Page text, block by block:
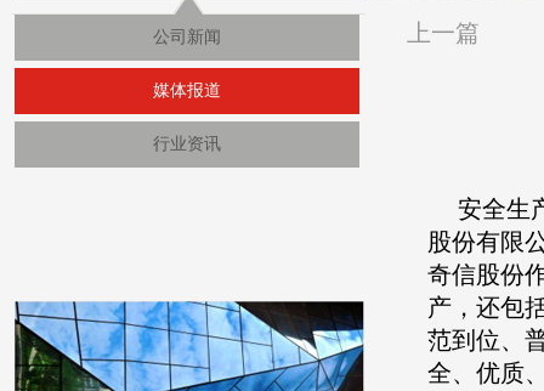
公司新闻
媒体报道
行业资讯
上一篇
安全生
股份有限
奇信股份
产，还包
范到位、
全、优质